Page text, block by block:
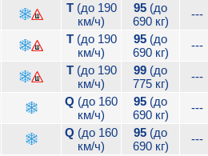
T(до 190
км/ч)
95 (до
690 кг)
---
T(до 190
км/ч)
95 (до
690 кг)
---
T(до 190
км/ч)
99 (до
775 кг)
---
Q (до 160
км/ч)
95 (до
690 кг)
---
Q (до 160
км/ч)
95 (до
690 кг)
---